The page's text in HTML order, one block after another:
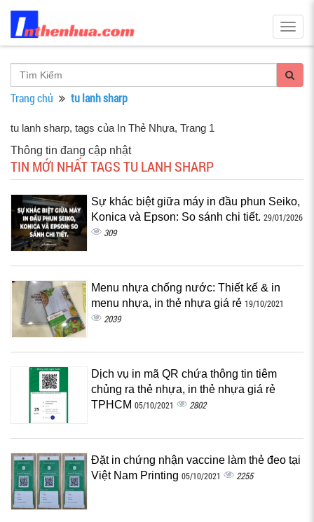
Trang chủ tu lanh sharp
tu lanh sharp, tags của In Thẻ Nhựa, Trang 1
Thông tin đang cập nhật
TIN MỚI NHẤT TAGS TU LANH SHARP
Sự khác biệt giữa máy in đầu phun Seiko,
Konica và Epson: So sánh chi tiết. 29/01/2026
309
Menu nhựa chống nước: Thiết kế & in
menu nhựa, in thẻ nhựa giá rẻ 19/10/2021
2039
Dịch vụ in mã QR chứa thông tin tiêm
chủng ra thẻ nhựa, in thẻ nhựa giá rẻ
TPHCM 05/10/2021 2802
Đặt in chứng nhận vaccine làm thẻ đeo tại
Việt Nam Printing 05/10/2021 2255